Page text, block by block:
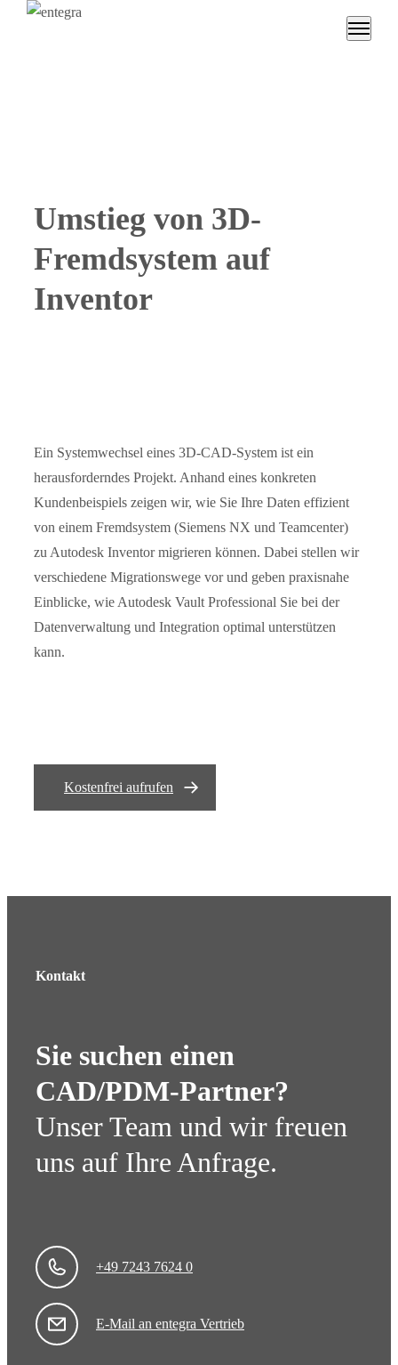
Umstieg von 3D-
Fremdsystem auf
Inventor
Ein Systemwechsel eines 3D-CAD-System ist ein
herausforderndes Projekt. Anhand eines konkreten
Kundenbeispiels zeigen wir, wie Sie Ihre Daten effizient
von einem Fremdsystem (Siemens NX und Teamcenter)
zu Autodesk Inventor migrieren können. Dabei stellen wir
verschiedene Migrationswege vor und geben praxisnahe
Einblicke, wie Autodesk Vault Professional Sie bei der
Datenverwaltung und Integration optimal unterstützen
kann.
Kostenfrei aufrufen
Kontakt
Sie suchen einen
CAD/PDM-Partner?
Unser Team und wir freuen
uns auf Ihre Anfrage.
+49 7243 7624 0
E-Mail an entegra Vertrieb